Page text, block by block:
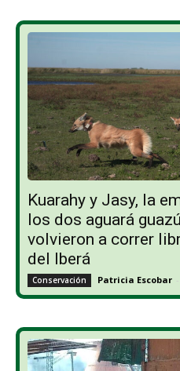
Kuarahy y Jasy, la
los dos aguará
volvieron a correr
del Iberá
Conservación Patricia Escobar -